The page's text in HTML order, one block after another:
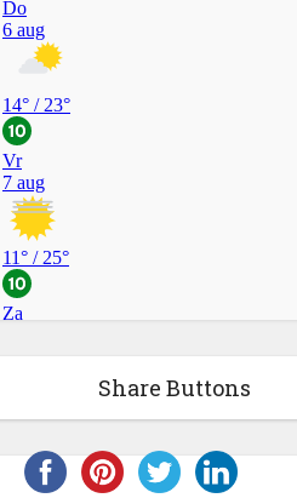
Share Buttons